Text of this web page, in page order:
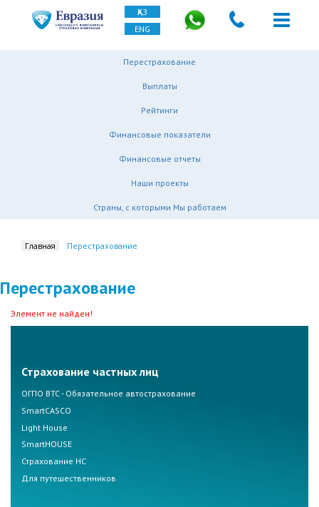
ҚАЗ
ENG
Перестрахование
Выплаты
Рейтинги
Финансовые показатели
Финансовые отчеты
Наши проекты
Страны, с которыми Мы работаем
Главная Перестрахование
Перестрахование
Элемент не найден!
Страхование частных лиц
ОГПО ВТС - Обязательное автострахование
SmartCASCO
Light House
SmartHOUSE
Страхование НС
Для путешественников